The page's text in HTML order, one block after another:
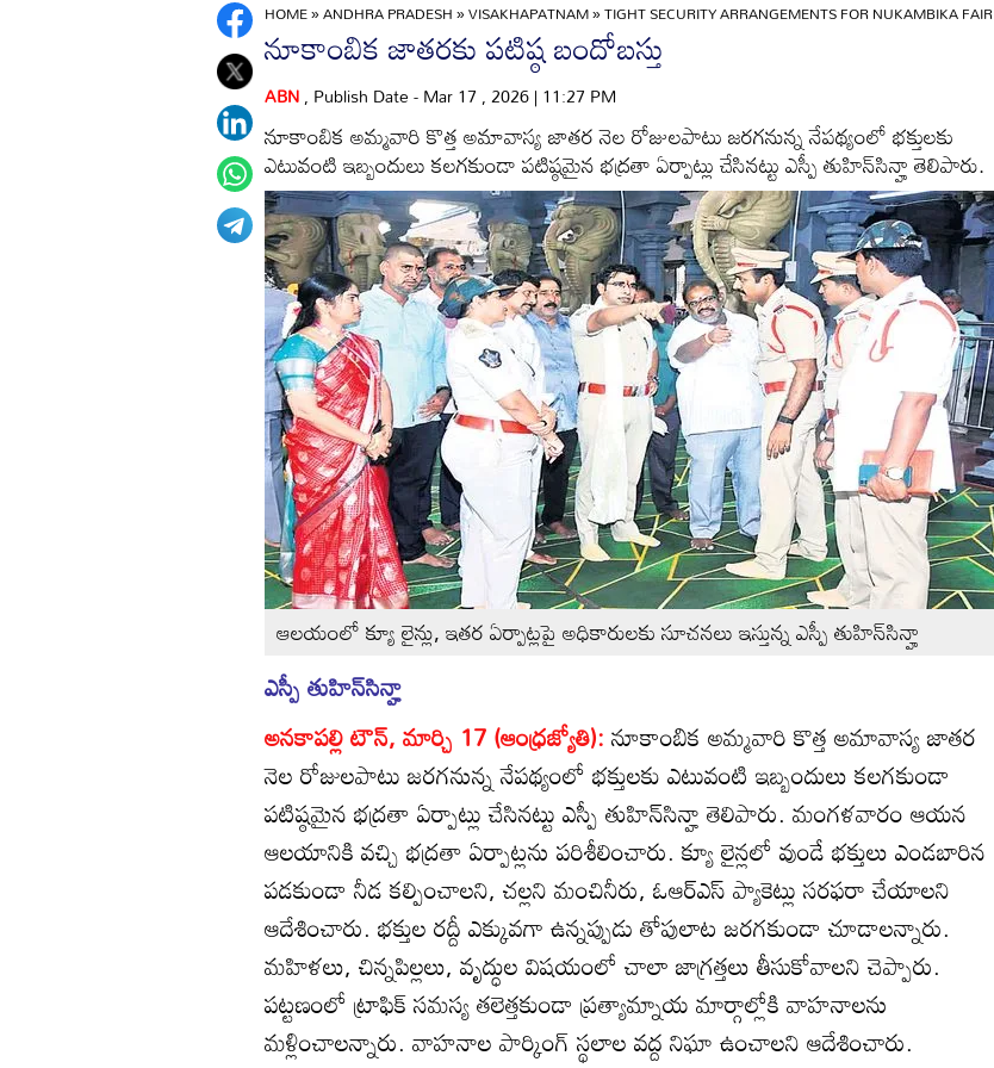
HOME»ANDHRA PRADESH»VISAKHAPATNAM»TIGHT SECURITY ARRANGEMENTS FOR NUKAMBIKA FAIR
నూకాంబిక జాతరకు పటిష్ఠ బందోబస్తు
ABN, Publish Date - Mar 17 , 2026 | 11:27 PM
నూకాంబిక అమ్మవారి కొత్త అమావాస్య జాతర నెల రోజులపాటు జరగనున్న నేపథ్యంలో భక్తులకు
ఎటువంటి ఇబ్బందులు కలగకుండా పటిష్ఠమైన భద్రతా ఏర్పాట్లు చేసినట్టు ఎస్పీ తుహిన్‌సిన్హా తెలిపారు.
ఆలయంలో క్యూ లైన్లు, ఇతర ఏర్పాట్లపై అధికారులకు సూచనలు ఇస్తున్న ఎస్పీ తుహిన్‌సిన్హా
ఎస్పీ తుహిన్‌సిన్హా
అనకాపల్లి టౌన్‌, మార్చి 17 (ఆంధ్రజ్యోతి):నూకాంబిక అమ్మవారి కొత్త అమావాస్య జాతర
నెల రోజులపాటు జరగనున్న నేపథ్యంలో భక్తులకు ఎటువంటి ఇబ్బందులు కలగకుండా
పటిష్ఠమైన భద్రతా ఏర్పాట్లు చేసినట్టు ఎస్పీ తుహిన్‌సిన్హా తెలిపారు. మంగళవారం ఆయన
ఆలయానికి వచ్చి భద్రతా ఏర్పాట్లను పరిశీలించారు. క్యూ లైన్లలో వుండే భక్తులు ఎండబారిన
పడకుండా నీడ కల్పించాలని, చల్లని మంచినీరు, ఓఆర్‌ఎస్‌ ప్యాకెట్లు సరఫరా చేయాలని
ఆదేశించారు. భక్తుల రద్దీ ఎక్కువగా ఉన్నప్పుడు తోపులాట జరగకుండా చూడాలన్నారు.
మహిళలు, చిన్నపిల్లలు, వృద్ధుల విషయంలో చాలా జాగ్రత్తలు తీసుకోవాలని చెప్పారు.
పట్టణంలో ట్రాఫిక్‌ సమస్య తలెత్తకుండా ప్రత్యామ్నాయ మార్గాల్లోకి వాహనాలను
మళ్లించాలన్నారు. వాహనాల పార్కింగ్‌ స్థలాల వద్ద నిఘా ఉంచాలని ఆదేశించారు.